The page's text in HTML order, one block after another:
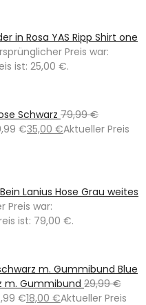
YAS Ripp Shirt one
Preis war:
ist: 25,00 €.
Schwarz 79,99€
€35,00 €Aktueller Preis
Lanius Hose Grau weites
Preis war:
ist: 79,00 €.
Blue
m. Gummibund 29,99€
€18,00 €Aktueller Preis